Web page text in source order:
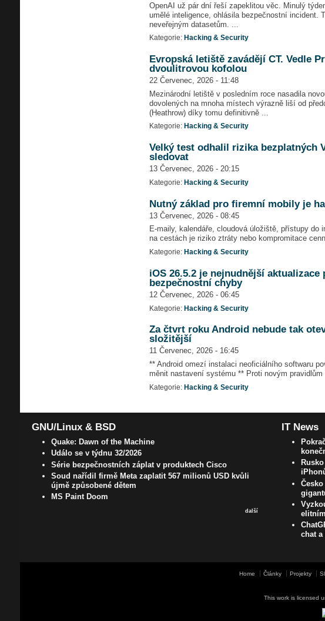
OpenAI už pár dní řeší zapeklitou věc. Minulý
umělé inteligence, ohlásila bezpečnostní incident.
neveřejným datasetům. ...
Kategorie: Hacking & Security
Evropská letiště zavádějí CT. Vedle
dvoulitrovou kofolou
22 Červenec, 2026 - 11:48
Mezinárodní letiště v posledním roce nasadila
dovolených na mnoha místech výrazně liší od
(Heathrow) díky tomu definitivně ...
Kategorie: Hacking & Security
Velký test odhalil rizika bezplatných
sledovat
13 Červenec, 2026 - 20:15
Kategorie: Hacking & Security
Nutný základ pro firemní mobily je
13 Červenec, 2026 - 08:45
E-maily, kalendáře, cloudová úložiště, přístupy
na cestách je riziko ztráty nebo kompromitace
Kategorie: Hacking & Security
iOS 26.5.2 je nejnudnější
bezpečnostní chyby
12 Červenec, 2026 - 06:45
Kategorie: Hacking & Security
Za čtvrt roku Android nebude tak
složitější
11 Červenec, 2026 - 16:45
** Android omezí instalaci neoficiálního softwaru
měnit nastavení systému ** Proti novým
Kategorie: Hacking & Security
GNU/Linux & BSD
Quake: Dawn of the Machine
Událo se v týdnu 32/2026
Série bezpečnostních záplat v produktech Cisco
Soud nařídil firmě Meta zaplatit 567 milionů USD kvůli
újmě způsobené dětem
MS Paint Doom
další
IT News
chat a
Home Články Projekty
This work is licensed